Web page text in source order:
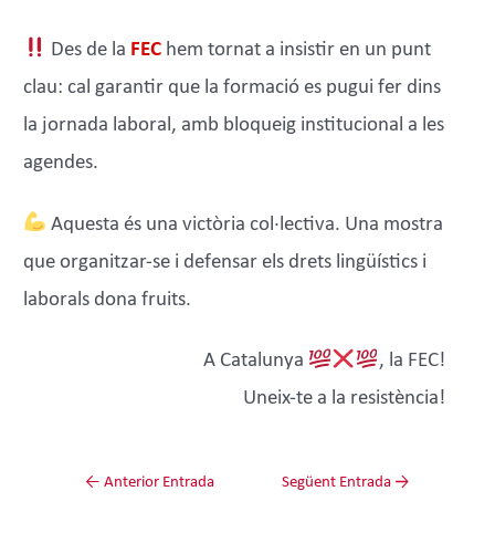
Des de la FEC hem tornat a insistir en un punt
clau: cal garantir que la formació es pugui fer dins
la jornada laboral, amb bloqueig institucional a les
agendes.
Aquesta és una victòria col·lectiva. Una mostra
que organitzar-se i defensar els drets lingüístics i
laborals dona fruits.
A Catalunya
, la FEC!
Uneix-te a la resistència!
← Anterior Entrada Següent Entrada →